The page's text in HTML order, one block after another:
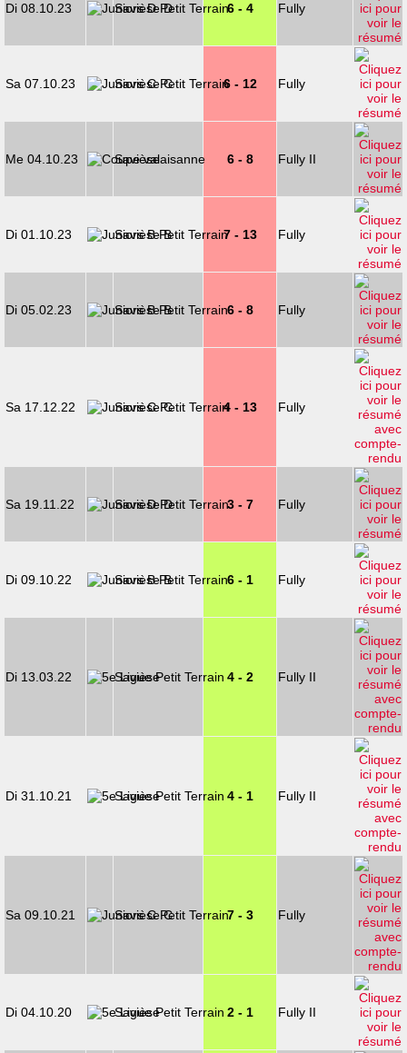
Di 08.10.23 Savièse D 6 - 4 Fully
Sa 07.10.23 Savièse C 6 - 12 Fully
Me 04.10.23 Savièse 6 - 8 Fully II
Di 01.10.23 Savièse B 7 - 13 Fully
Di 05.02.23 Savièse B 6 - 8 Fully
Sa 17.12.22 Savièse C 4 - 13 Fully
Sa 19.11.22 Savièse D 3 - 7 Fully
Di 09.10.22 Savièse B 6 - 1 Fully
Di 13.03.22 Savièse 4 - 2 Fully II
Di 31.10.21 Savièse 4 - 1 Fully II
Sa 09.10.21 Savièse C 7 - 3 Fully
Di 04.10.20 Savièse 2 - 1 Fully II